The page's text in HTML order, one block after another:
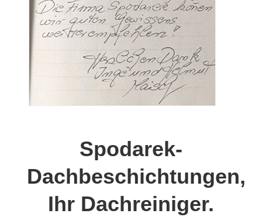
Spodarek-
Dachbeschichtungen,
Ihr Dachreiniger.